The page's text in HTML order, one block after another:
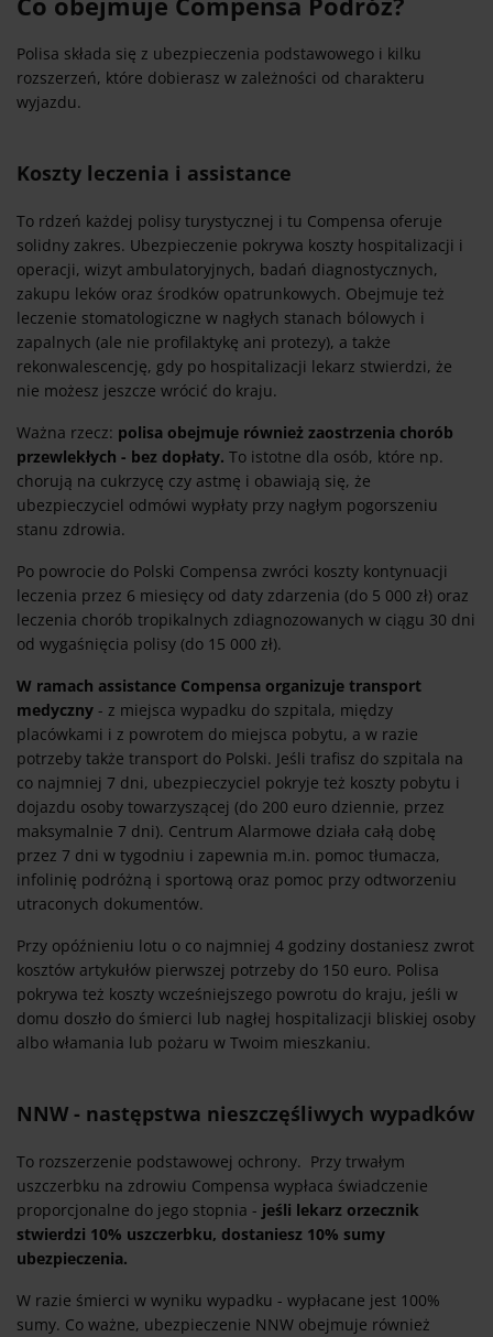
Polisa składa się z ubezpieczenia podstawowego i kilku
rozszerzeń, które dobierasz w zależności od charakteru
wyjazdu.
Koszty leczenia i assistance
To rdzeń każdej polisy turystycznej i tu Compensa oferuje
solidny zakres. Ubezpieczenie pokrywa koszty hospitalizacji i
operacji, wizyt ambulatoryjnych, badań diagnostycznych,
zakupu leków oraz środków opatrunkowych. Obejmuje też
leczenie stomatologiczne w nagłych stanach bólowych i
zapalnych (ale nie profilaktykę ani protezy), a także
rekonwalescencję, gdy po hospitalizacji lekarz stwierdzi, że
nie możesz jeszcze wrócić do kraju.
Ważna rzecz: polisa obejmuje również zaostrzenia chorób
przewlekłych - bez dopłaty. To istotne dla osób, które np.
chorują na cukrzycę czy astmę i obawiają się, że
ubezpieczyciel odmówi wypłaty przy nagłym pogorszeniu
stanu zdrowia.
Po powrocie do Polski Compensa zwróci koszty kontynuacji
leczenia przez 6 miesięcy od daty zdarzenia (do 5 000 zł) oraz
leczenia chorób tropikalnych zdiagnozowanych w ciągu 30 dni
od wygaśnięcia polisy (do 15 000 zł).
W ramach assistance Compensa organizuje transport
medyczny - z miejsca wypadku do szpitala, między
placówkami i z powrotem do miejsca pobytu, a w razie
potrzeby także transport do Polski. Jeśli trafisz do szpitala na
co najmniej 7 dni, ubezpieczyciel pokryje też koszty pobytu i
dojazdu osoby towarzyszącej (do 200 euro dziennie, przez
maksymalnie 7 dni). Centrum Alarmowe działa całą dobę
przez 7 dni w tygodniu i zapewnia m.in. pomoc tłumacza,
infolinię podróżną i sportową oraz pomoc przy odtworzeniu
utraconych dokumentów.
Przy opóźnieniu lotu o co najmniej 4 godziny dostaniesz zwrot
kosztów artykułów pierwszej potrzeby do 150 euro. Polisa
pokrywa też koszty wcześniejszego powrotu do kraju, jeśli w
domu doszło do śmierci lub nagłej hospitalizacji bliskiej osoby
albo włamania lub pożaru w Twoim mieszkaniu.
NNW - następstwa nieszczęśliwych wypadków
To rozszerzenie podstawowej ochrony. Przy trwałym
uszczerbku na zdrowiu Compensa wypłaca świadczenie
proporcjonalne do jego stopnia - jeśli lekarz orzecznik
stwierdzi 10% uszczerbku, dostaniesz 10% sumy
ubezpieczenia.
W razie śmierci w wyniku wypadku - wypłacane jest 100%
sumy. Co ważne, ubezpieczenie NNW obejmuje również